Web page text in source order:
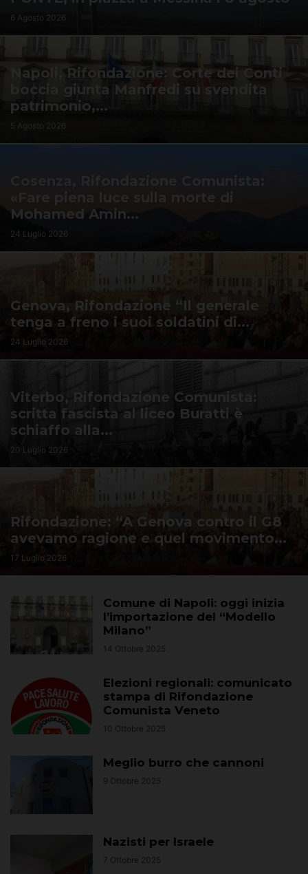
6 Agosto 2026
Napoli, Rifondazione: Corte dei Conti
boccia giunta Manfredi su svendita
patrimonio,...
5 Agosto 2026
«Fare piena luce sulla morte di
Mohamed Amin...
24 Luglio 2026
Genova, Rifondazione “Il generale
tenga a freno i suoi soldatini di...
24 Luglio 2026
Viterbo, Rifondazione Comunista:
scritta fascista al liceo Buratti è
schiaffo alla...
20 Luglio 2026
Rifondazione: “A Genova contro il G8
avevamo ragione e quel movimento...
17 Luglio 2026
Comune di Napoli: oggi inizia
l’importazione del “Modello
Milano”
14 Ottobre 2025
Elezioni regionali: comunicato
stampa di Rifondazione
Comunista Veneto
10 Ottobre 2025
Meglio burro che cannoni
9 Ottobre 2025
Nazisti per Israele
7 Ottobre 2025